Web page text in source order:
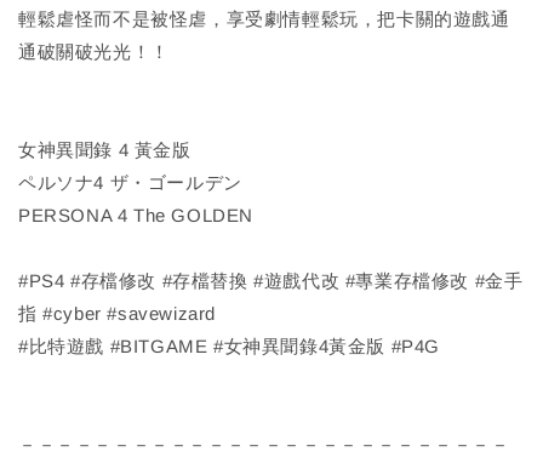
輕鬆虐怪而不是被怪虐，享受劇情輕鬆玩，把卡關的遊戲通
通破關破光光！！
女神異聞錄 4 黃金版
ペルソナ4 ザ・ゴールデン
PERSONA 4 The GOLDEN
#PS4 #存檔修改 #存檔替換 #遊戲代改 #專業存檔修改 #金手
指 #cyber #savewizard
#比特遊戲 #BITGAME #女神異聞錄4黃金版 #P4G
－－－－－－－－－－－－－－－－－－－－－－－－－－